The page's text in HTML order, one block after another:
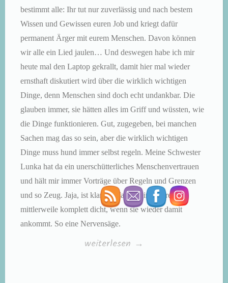
bestimmt alle: Ihr tut nur zuverlässig und nach bestem
Wissen und Gewissen euren Job und kriegt dafür
permanent Ärger mit eurem Menschen. Davon können
wir alle ein Lied jaulen… Und deswegen habe ich mir
heute mal den Laptop gekrallt, damit hier mal wieder
ernsthaft diskutiert wird über die wirklich wichtigen
Dinge, denn Menschen sind doch echt undankbar. Die
glauben immer, sie hätten alles im Griff und wüssten, wie
die Dinge funktionieren. Gut, zugegeben, bei manchen
Sachen mag das so sein, aber die wirklich wichtigen
Dinge muss hund immer selbst regeln. Meine Schwester
Lunka hat da ein unerschütterliches Menschenvertrauen
und hält mir immer Vorträge über Regeln und Grenzen
und so Zeug. Jaja, ist klar. Ich falte meine Ohren
mittlerweile komplett dicht, wenn sie wieder damit
ankommt. So eine Nervensäge.
„Kleine
weiterlesen →